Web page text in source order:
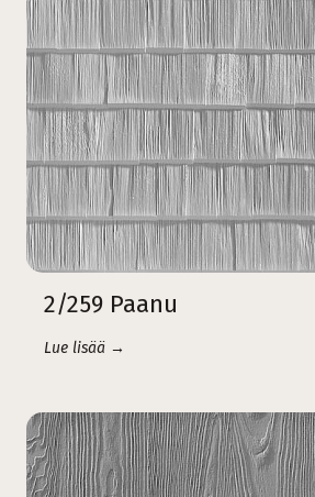
2/259 Paanu
Lue lisää →